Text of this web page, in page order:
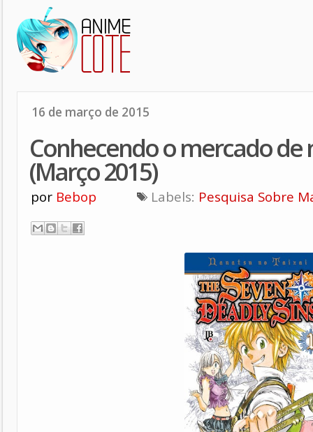
16 de março de 2015
Conhecendo o mercado de
(Março 2015)
por Bebop Labels: Pesquisa Sobre